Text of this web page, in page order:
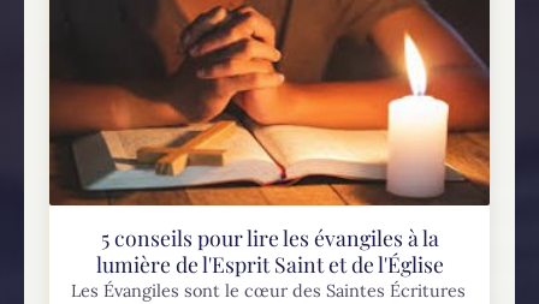
13, 22-30) 22Et il passait par les villes et bourgs,
enseignant et faisant route vers
Jérusalem. 23quelqu'un lui dit : " Seigneur, n'y
aura-t-il...
5 conseils pour lire les évangiles à la
lumière de l'Esprit Saint et de l'Église
Les Évangiles sont le cœur des Saintes Écritures